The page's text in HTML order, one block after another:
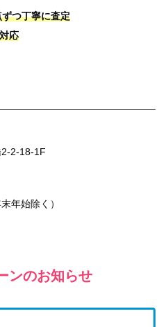
つ丁寧に査定
応
2-18-1F
年始除く）
ンのお知らせ